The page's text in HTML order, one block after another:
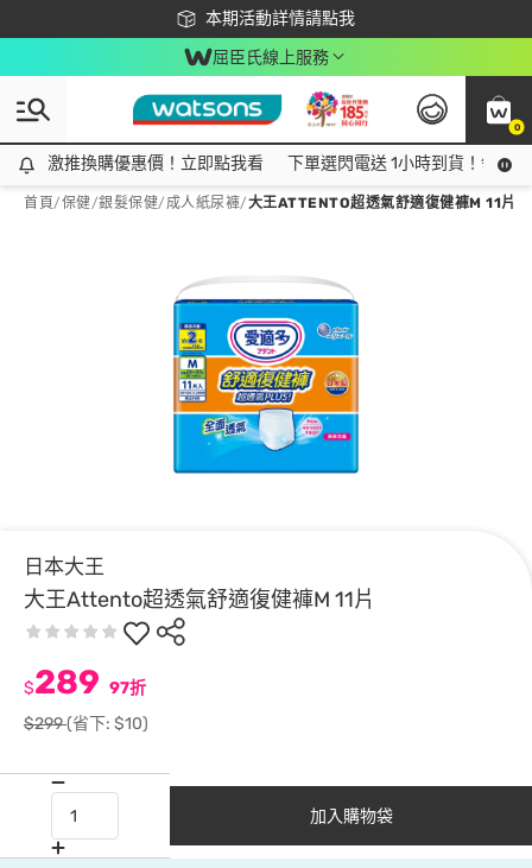
本期活動詳情請點我
下載app最高回饋$350
屈臣氏線上服務
0
激推換購優惠價！立即點我看
激推換購優惠價！立即點我看 下單選閃電送 1小時到貨！領神
首頁/保健/銀髮保健/ 成人紙尿褲/大王ATTENTO超透氣舒適復健褲M 11片
日本大王
大王Attento超透氣舒適復健褲M 11片
$289 97折
$299(省下: $10)
加入購物袋